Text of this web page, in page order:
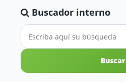
Buscador interno
Buscar